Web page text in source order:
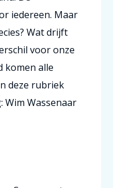
iedereen. Maar
Wat drijft
voor onze
komen alle
deze rubriek
Wim Wassenaar